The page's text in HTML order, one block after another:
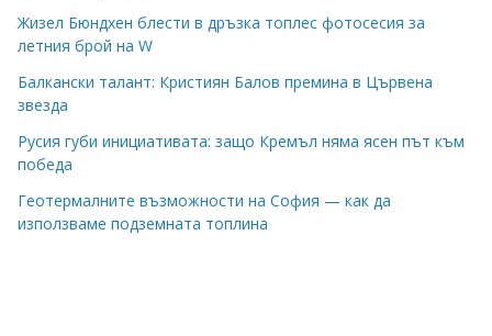
Жизел Бюндхен блести в дръзка топлес фотосесия за
летния брой на W
Балкански талант: Кристиян Балов премина в Цървена
звезда
Русия губи инициативата: защо Кремъл няма ясен път към
победа
Геотермалните възможности на София — как да
използваме подземната топлина